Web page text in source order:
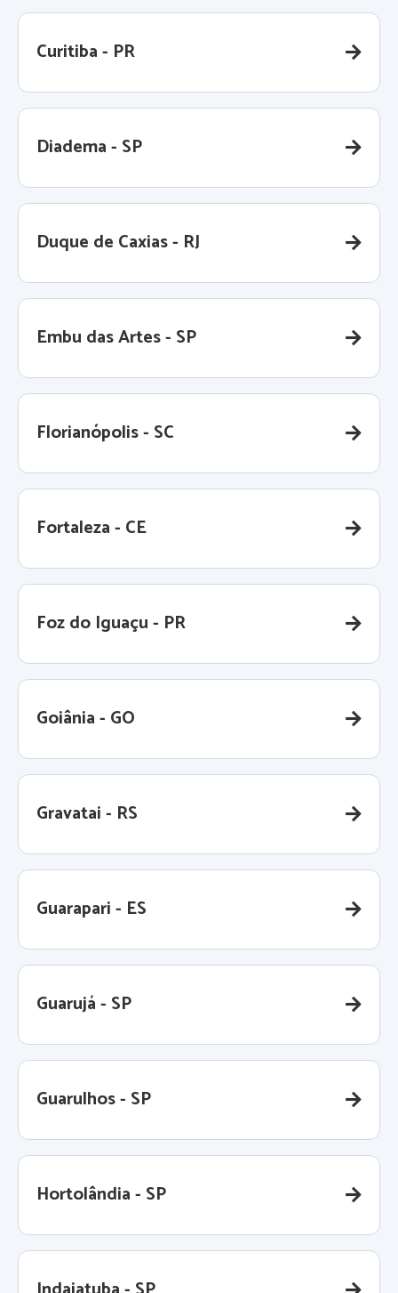
Curitiba - PR
Diadema - SP
Duque de Caxias - RJ
Embu das Artes - SP
Florianópolis - SC
Fortaleza - CE
Foz do Iguaçu - PR
Goiânia - GO
Gravatai - RS
Guarapari - ES
Guarujá - SP
Guarulhos - SP
Hortolândia - SP